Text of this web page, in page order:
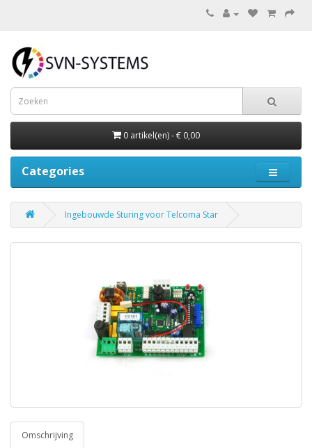
0 artikel(en) - € 0,00
Categories
Ingebouwde Sturing voor Telcoma Star
Omschrijving